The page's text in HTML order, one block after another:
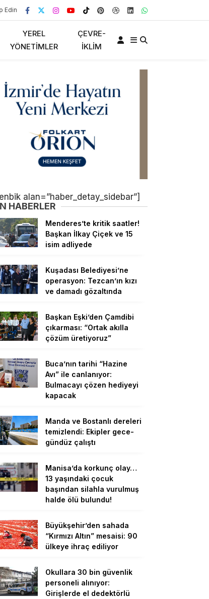
Edin
YEREL
YÖNETIMLER
ÇEVRE-
İKLIM
alan=”haber_detay_sidebar”]
HABERLER
Menderes’te kritik saatler!
Başkan İlkay Çiçek ve 15
isim adliyede
Kuşadası Belediyesi’ne
operasyon: Tezcan’ın kızı
ve damadı gözaltında
Başkan Eşki’den Çamdibi
çıkarması: “Ortak akılla
çözüm üretiyoruz”
Buca’nın tarihi “Hazine
Avı” ile canlanıyor:
Bulmacayı çözen hediyeyi
kapacak
Manda ve Bostanlı dereleri
temizlendi: Ekipler gece-
gündüz çalıştı
Manisa’da korkunç olay…
13 yaşındaki çocuk
başından silahla vurulmuş
halde ölü bulundu!
Büyükşehir’den sahada
“Kırmızı Altın” mesaisi: 90
ülkeye ihraç ediliyor
Okullara 30 bin güvenlik
personeli alınıyor:
Girişlerde el dedektörlü